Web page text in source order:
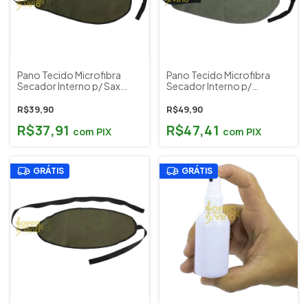
Pano Tecido Microfibra
Secador Interno p/ Sax
Cód. PLS002
R$39,90
R$37,91 com PIX
Pano Tecido Microfibra
Secador Interno p/
Cód. PLS005
R$49,90
R$47,41 com PIX
GRÁTIS GRÁTIS